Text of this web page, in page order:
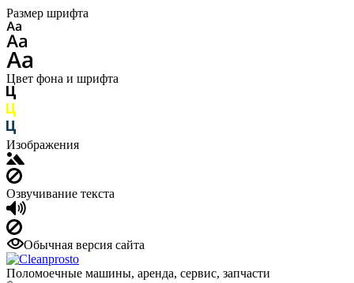
Размер шрифта
Цвет фона и шрифта
Изображения
Озвучивание текста
Обычная версия сайта
Поломоечные машины, аренда, сервис, запчасти